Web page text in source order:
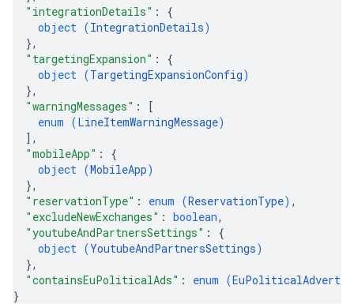
"integrationDetails" : {
object (IntegrationDetails)
},
"targetingExpansion" : {
object (TargetingExpansionConfig)
},
"warningMessages" :
[
enum (LineItemWarningMessage)
] ,
"mobileApp" : {
object (MobileApp)
},
"reservationType" : enum (ReservationType) ,
"excludeNewExchanges" : boolean,
"youtubeAndPartnersSettings" : {
object (YoutubeAndPartnersSettings)
},
"containsEuPoliticalAds" : enum (
}